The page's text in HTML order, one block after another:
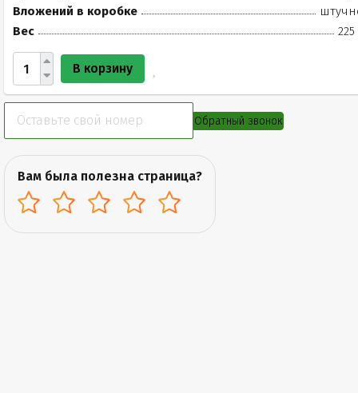
Вложений в коробке
Вес
225
В корзину
Обратный звонок
Вам была полезна страница?